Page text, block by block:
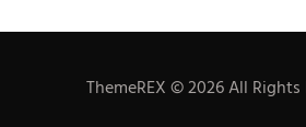
ThemeREX © 2026 All Rights